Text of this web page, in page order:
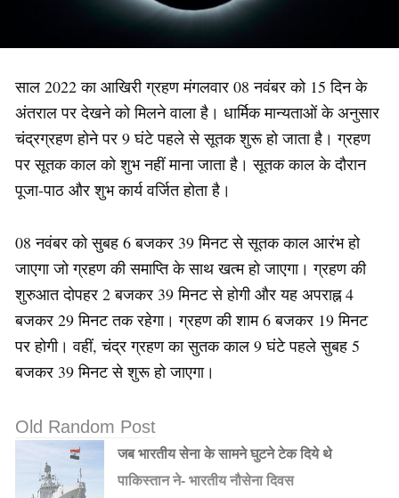
साल 2022 का आखिरी ग्रहण मंगलवार 08 नवंबर को 15 दिन के
अंतराल पर देखने को मिलने वाला है। धार्मिक मान्यताओं के अनुसार
चंद्रग्रहण होने पर 9 घंटे पहले से सूतक शुरू हो जाता है। ग्रहण
पर सूतक काल को शुभ नहीं माना जाता है। सूतक काल के दौरान
पूजा-पाठ और शुभ कार्य वर्जित होता है।
08 नवंबर को सुबह 6 बजकर 39 मिनट से सूतक काल आरंभ हो
जाएगा जो ग्रहण की समाप्ति के साथ खत्म हो जाएगा। ग्रहण की
शुरुआत दोपहर 2 बजकर 39 मिनट से होगी और यह अपराह्न 4
बजकर 29 मिनट तक रहेगा। ग्रहण की शाम 6 बजकर 19 मिनट
पर होगी। वहीं, चंद्र ग्रहण का सुतक काल 9 घंटे पहले सुबह 5
बजकर 39 मिनट से शुरू हो जाएगा।
Old Random Post
जब भारतीय सेना के सामने घुटने टेक दिये थे
पाकिस्तान ने- भारतीय नौसेना दिवस